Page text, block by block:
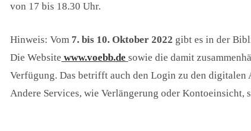
von 17 bis 18.30 Uhr.
Hinweis: Vom 7. bis 10. Oktober 2022 gibt es in der
Die Website www.voebb.de sowie die damit
Verfügung. Das betrifft auch den Login zu den
Andere Services, wie Verlängerung oder Kontoeinsicht,